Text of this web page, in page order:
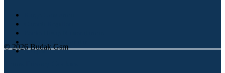
İletişim
© 2026 Budak Gsm